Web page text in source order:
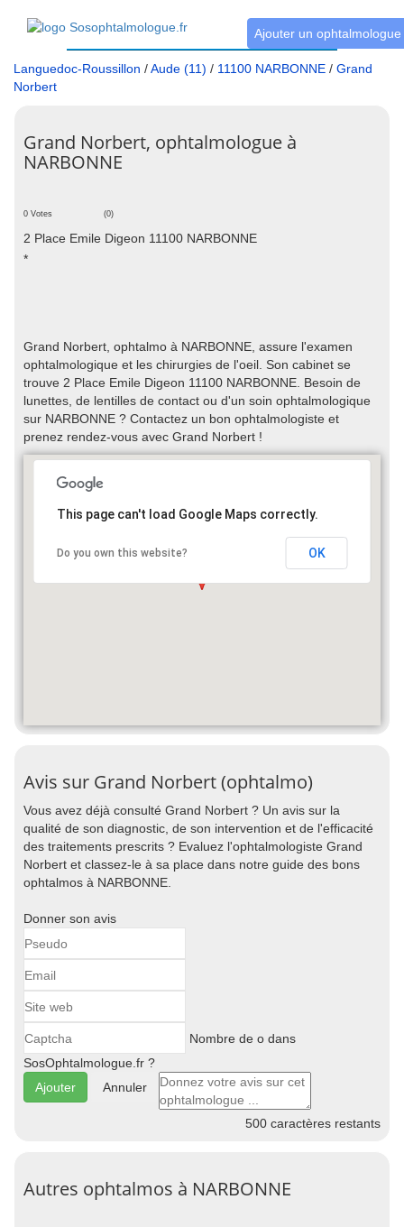
Ajouter un ophtalmologue
Languedoc-Roussillon /Aude (11) / 11100 NARBONNE / Grand
Norbert
Grand Norbert, ophtalmologue à
NARBONNE
0 Votes (0)
2 Place Emile Digeon 11100 NARBONNE
*
Grand Norbert, ophtalmo à NARBONNE, assure l'examen
ophtalmologique et les chirurgies de l'oeil. Son cabinet se
trouve 2 Place Emile Digeon 11100 NARBONNE. Besoin de
lunettes, de lentilles de contact ou d'un soin ophtalmologique
sur NARBONNE ? Contactez un bon ophtalmologiste et
prenez rendez-vous avec Grand Norbert !
This page can't load Google Maps correctly.
Do you own this website? OK
Avis sur Grand Norbert (ophtalmo)
Vous avez déjà consulté Grand Norbert ? Un avis sur la
qualité de son diagnostic, de son intervention et de l'efficacité
des traitements prescrits ? Evaluez l'ophtalmologiste Grand
Norbert et classez-le à sa place dans notre guide des bons
ophtalmos à NARBONNE.
Donner son avis
Nombre de o dans
SosOphtalmologue.fr ?
Annuler
500 caractères restants
Autres ophtalmos à NARBONNE